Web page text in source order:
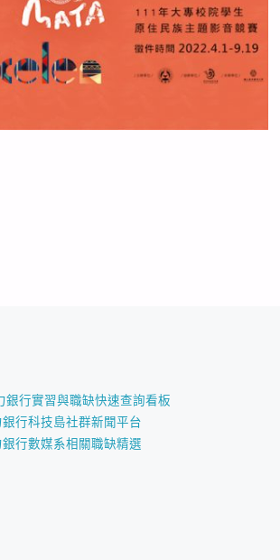
銀行實習與職缺快速查詢看板
行科技島社群新聞平台
行數媒系相關職缺精選